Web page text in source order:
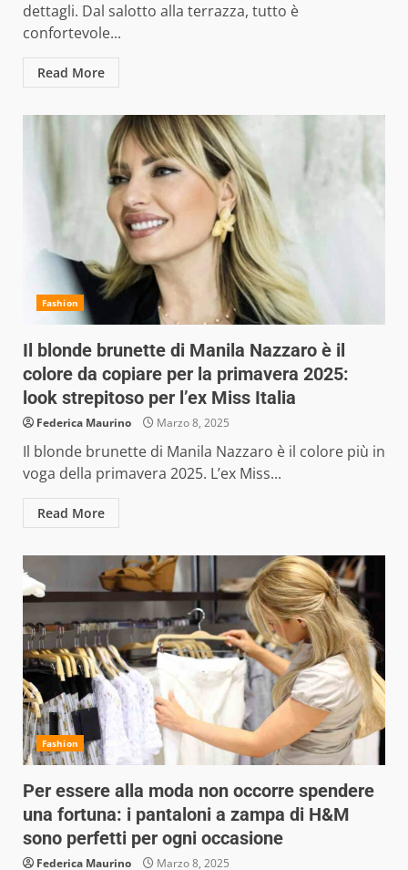
dettagli. Dal salotto alla terrazza, tutto è
confortevole...
Read More
Fashion
Il blonde brunette di Manila Nazzaro è il
colore da copiare per la primavera 2025:
look strepitoso per l’ex Miss Italia
Federica Maurino Marzo 8, 2025
Il blonde brunette di Manila Nazzaro è il colore più in
voga della primavera 2025. L’ex Miss...
Read More
Fashion
Per essere alla moda non occorre spendere
una fortuna: i pantaloni a zampa di H&M
sono perfetti per ogni occasione
Federica Maurino Marzo 8, 2025